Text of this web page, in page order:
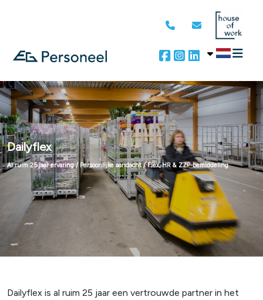
Dailyflex
Al ruim 25 jaar ervaring / Persoonlijke aandacht / Flex, HR & ZZP-bemiddeling
Dailyflex is al ruim 25 jaar een vertrouwde partner in het